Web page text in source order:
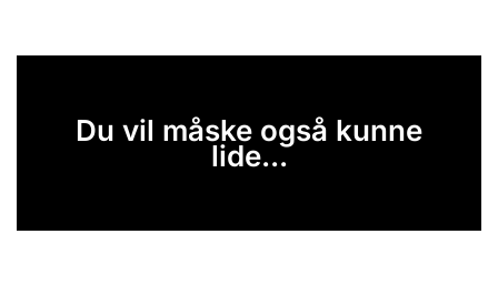
Du vil måske også kunne
lide...